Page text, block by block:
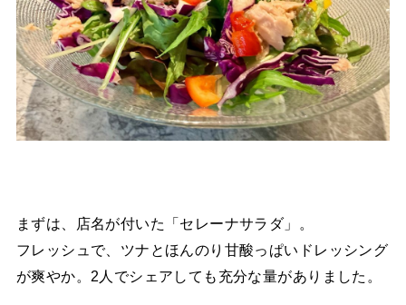
まずは、店名が付いた「セレーナサラダ」。
フレッシュで、ツナとほんのり甘酸っぱいドレッシング
が爽やか。2人でシェアしても充分な量がありました。